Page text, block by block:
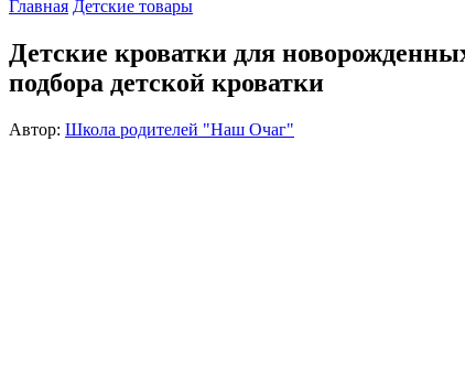
Главная Детские товары
Детские кроватки для
подбора детской кроватки
Автор: Школа родителей "Наш Очаг"